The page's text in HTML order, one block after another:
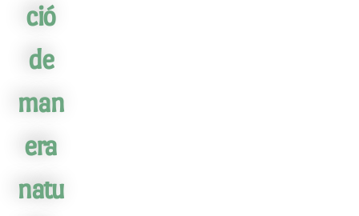
ció
de
man
era
natu